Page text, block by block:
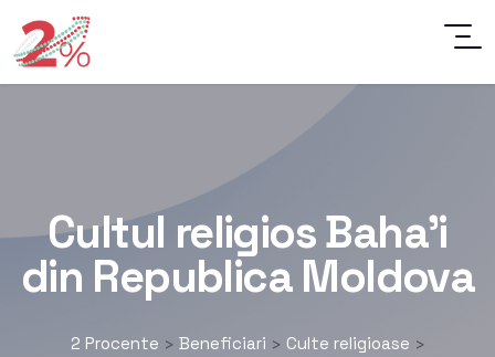
Cultul religios Baha’i
din Republica Moldova
2 Procente > Beneficiari > Culte religioase >